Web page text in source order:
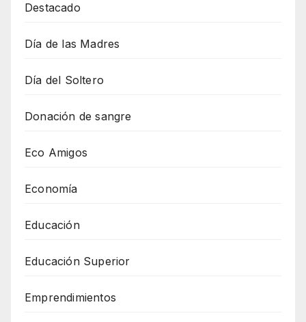
Destacado
Día de las Madres
Día del Soltero
Donación de sangre
Eco Amigos
Economía
Educación
Educación Superior
Emprendimientos